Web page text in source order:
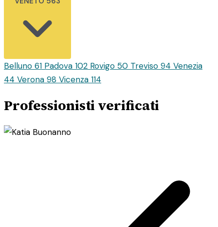
Belluno 61 Padova 102 Rovigo 50 Treviso 94 Venezia
44 Verona 98 Vicenza 114
Professionisti verificati